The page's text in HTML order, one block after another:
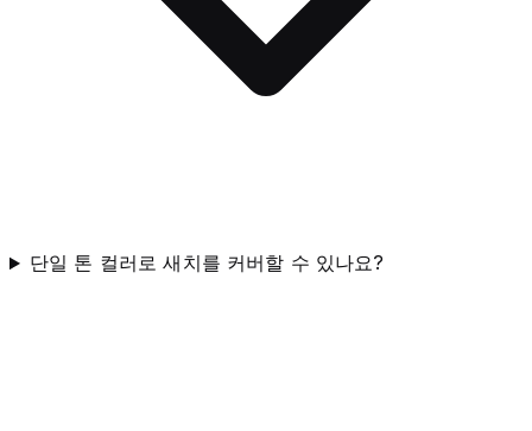
단일 톤 컬러로 새치를 커버할 수 있나요?